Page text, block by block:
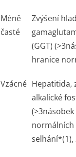
Méně
časté
Zvýšení
(GGT)
hranice
Vzácné Hepatitida,
alkalické
selhání*(1)